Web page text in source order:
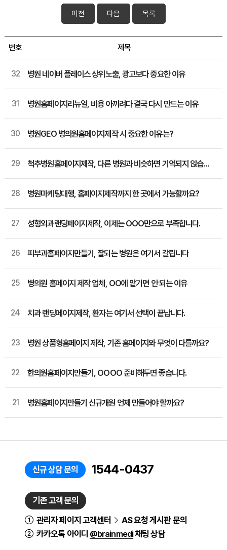
이전 다음 목록
번호 제목
32 병원 네이버 플레이스 상위노출, 광고보다 중요한 이유
31 병원홈페이지리뉴얼, 비용 아끼려다 결국 다시 만드는 이유
30 병원GEO 병의원홈페이지제작 시 중요한 이유는?
29 척추병원홈페이지제작, 다른 병원과 비슷하면 기억되지 않습니다
28 병원마케팅대행, 홈페이지제작까지 한 곳에서 가능할까요?
27 성형외과랜딩페이지제작, 이제는 OOO만으로 부족합니다.
26 피부과홈페이지만들기, 잘되는 병원은 여기서 갈립니다
25 병의원 홈페이지 제작 업체, OO에 맡기면 안 되는 이유
24 치과 랜딩페이지제작, 환자는 여기서 선택이 끝납니다.
23 병원 상품형홈페이지 제작, 기존 홈페이지와 무엇이 다를까요?
22 한의원홈페이지만들기, OOOO 준비해두면 좋습니다.
21 병원홈페이지만들기 신규개원 언제 만들어야 할까요?
신규 상담 문의 1544-0437
기존 고객 문의
관리자 페이지 고객센터
AS 요청 게시판 문의
카카오톡 아이디 @brainmedi채팅 상담